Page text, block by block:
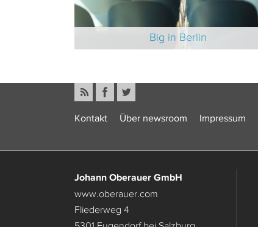
Big in Berlin
Kontakt Über newsroom Impressum
Johann Oberauer GmbH
www.oberauer.com
Fliederweg 4